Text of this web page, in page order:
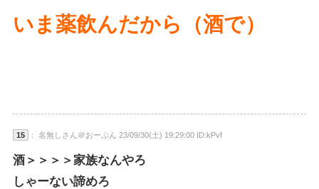
いま薬飲んだから（酒で）
15 ： 名無しさん＠おーぷん 23/09/30(土) 19:29:00 ID:kPvf
酒＞＞＞＞家族なんやろ
しゃーない諦めろ